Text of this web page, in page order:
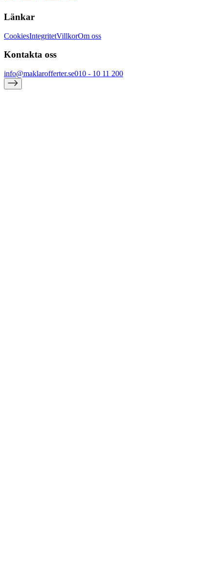
Länkar
CookiesIntegritetVillkorOm oss
Kontakta oss
info@maklarofferter.se010 - 10 11 200